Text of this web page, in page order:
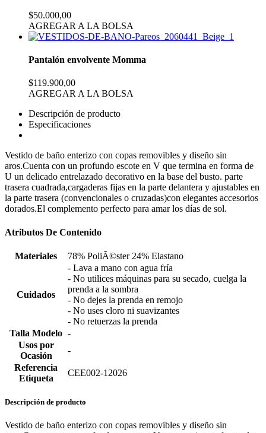
$50.000,00
AGREGAR A LA BOLSA
Pantalón envolvente Momma
$119.900,00
AGREGAR A LA BOLSA
Descripción de producto
Especificaciones
Vestido de baño enterizo con copas removibles y diseño sin
aros.Cuenta con un profundo escote en V que termina en forma de
U un delicado entrelazado decorativo en la base del busto. parte
trasera cuadrada,cargaderas fijas en la parte delantera y ajustables en
la parte trasera (convencionales o cruzadas)con elegantes accesorios
dorados.El complemento perfecto para amar los días de sol.
Atributos De Contenido
Materiales 78% PoliÃ©ster 24% Elastano
Cuidados
- Lava a mano con agua fría
- No utilices máquinas para su secado, cuelga la
prenda a la sombra
- No dejes la prenda en remojo
- No uses cloro ni suavizantes
- No retuerzas la prenda
Talla Modelo -
Usos por
Ocasión
-
Referencia
Etiqueta
CEE002-12026
Descripción de producto
Vestido de baño enterizo con copas removibles y diseño sin